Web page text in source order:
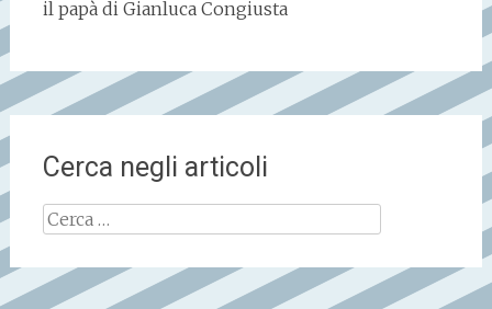
il papà di Gianluca Congiusta
Cerca negli articoli
Ricerca
per: